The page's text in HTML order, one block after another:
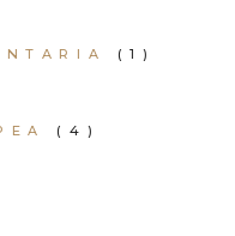
(1)
(4)